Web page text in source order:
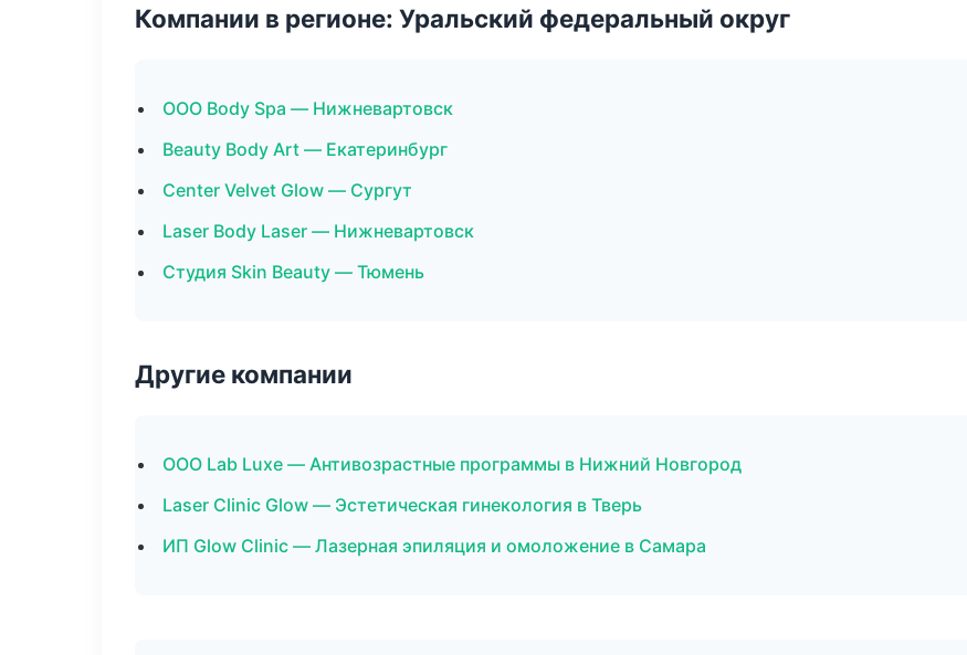
Компании в регионе: Уральский федеральный округ
ООО Body Spa — Нижневартовск
Beauty Body Art — Екатеринбург
Center Velvet Glow — Сургут
Laser Body Laser — Нижневартовск
Студия Skin Beauty — Тюмень
Другие компании
ООО Lab Luxe — Антивозрастные программы в Нижний Новгород
Laser Clinic Glow — Эстетическая гинекология в Тверь
ИП Glow Clinic — Лазерная эпиляция и омоложение в Самара